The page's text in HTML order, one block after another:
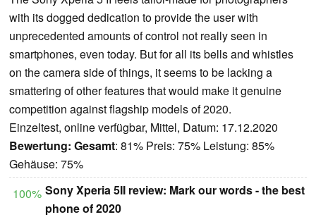
with its dogged dedication to provide the user with
unprecedented amounts of control not really seen in
smartphones, even today. But for all its bells and whistles
on the camera side of things, it seems to be lacking a
smattering of other features that would make it genuine
competition against flagship models of 2020.
Einzeltest, online verfügbar, Mittel, Datum: 17.12.2020
Bewertung: Gesamt: 81% Preis: 75% Leistung: 85%
Gehäuse: 75%
100% Sony Xperia 5II review: Mark our words - the best
phone of 2020